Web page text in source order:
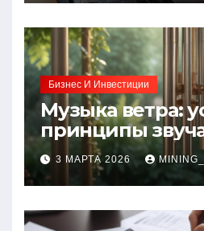
Бизнес И Инвестиции
Музыка ветра:
принципы
колокольчиков
3 МАРТА 2026